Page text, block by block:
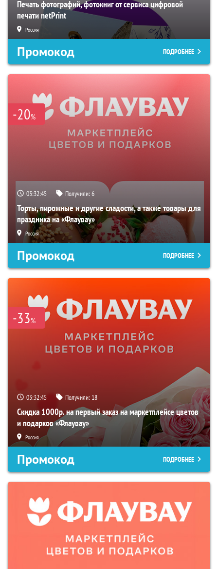
Печать фотографий, фотокниг от сервиса цифровой
печати netPrint
Россия
Промокод ПОДРОБНЕЕ
-20%
03:32:45 Получили:6
Торты, пирожные и другие сладости, а также товары для
праздника на «Флаувау»
Россия
Промокод ПОДРОБНЕЕ
-33%
03:32:45 Получили: 18
Скидка 1000р. на первый заказ на маркетплейсе цветов
и подарков «Флаувау»
Россия
Промокод ПОДРОБНЕЕ